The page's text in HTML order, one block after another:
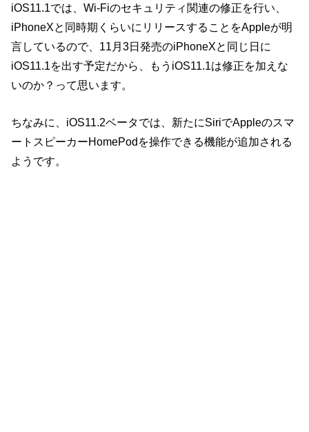
iOS11.1では、Wi-Fiのセキュリティ関連の修正を行い、
iPhoneXと同時期くらいにリリースすることをAppleが明
言しているので、11月3日発売のiPhoneXと同じ日に
iOS11.1を出す予定だから、もうiOS11.1は修正を加えな
いのか？って思います。
ちなみに、iOS11.2ベータでは、新たにSiriでAppleのスマ
ートスピーカーHomePodを操作できる機能が追加される
ようです。